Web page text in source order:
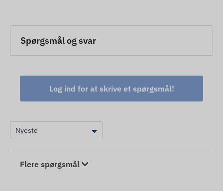
Spørgsmål og svar
Log ind for at skrive et spørgsmål!
Flere spørgsmål